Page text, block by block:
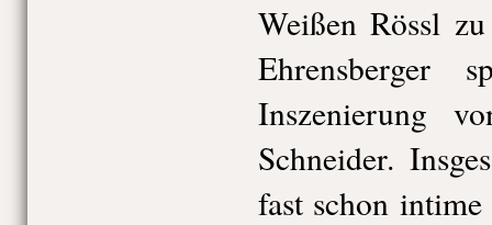
Weißen Rössl
Ehrensberger
Inszenierung
Schneider.
fast schon